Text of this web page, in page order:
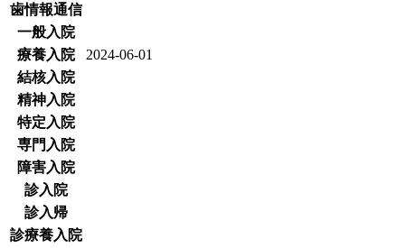
歯情報通信
一般入院
療養入院
2024-06-01
結核入院
精神入院
特定入院
専門入院
障害入院
診入院
診入帰
診療養入院